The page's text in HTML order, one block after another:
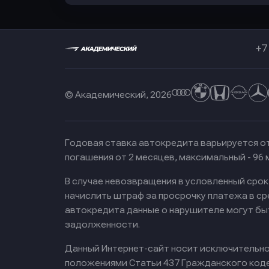
© Академический, 2026
Годовая ставка автокредита варьируется
погашения от 2 месяцев, максимальный -
В случае невозвращения в условленный
начислить штраф за просрочку платежа в
автокредита данные о нарушителе могут
задолженности.
Данный Интернет-сайт носит
положениями Статьи 437 Гражданского